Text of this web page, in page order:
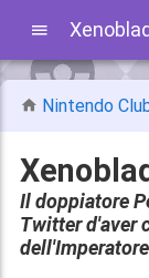
Nintendo
Il doppiatore
Twitter d'aver
dell'Imperatore